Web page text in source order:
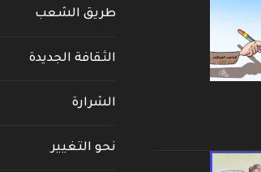
طريق الشعب
الثقافة الجديدة
الشرارة
نحو التغيير